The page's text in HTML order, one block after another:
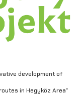
development of
in Hegyköz Area”